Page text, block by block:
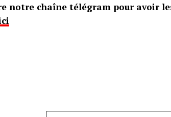
notre chaîne télégram pour avoir